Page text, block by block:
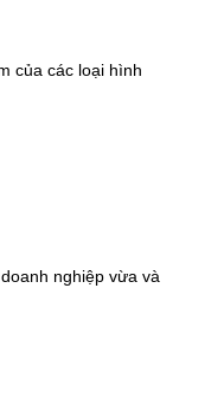
của các loại hình
nghiệp vừa và